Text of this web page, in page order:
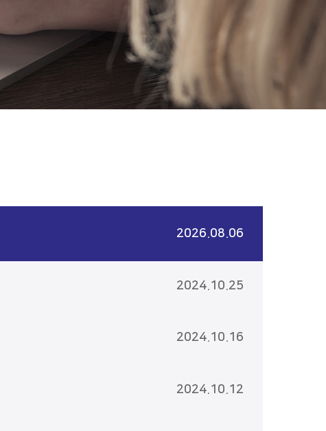
2026.08.06
2024.10.25
2024.10.16
2024.10.12